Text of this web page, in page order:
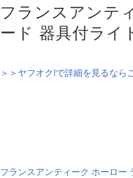
フランスアンテ
ード 器具付ライ
＞＞ヤフオク!で詳細を見るなら
フランスアンティーク ホーロー